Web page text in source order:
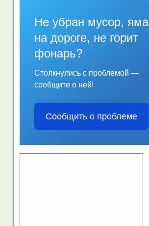
Не убран мусор, яма
на дороге, не горит
фонарь?
Столкнулись с проблемой —
сообщите о ней!
Сообщить о проблеме